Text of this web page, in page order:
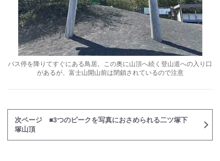
バス停を降りてすぐにある鳥居。この奥に山頂へ続く登山道への入り口
があるが、富士山開山前は閉鎖されているので注意
次ページ ■3つのピークを写真におさめられる二ツ塚下
塚山頂